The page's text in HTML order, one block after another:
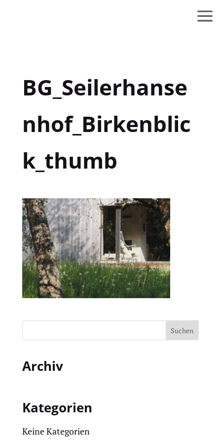
BG_Seilerhanse
nhof_Birkenblic
k_thumb
Archiv
Kategorien
Keine Kategorien